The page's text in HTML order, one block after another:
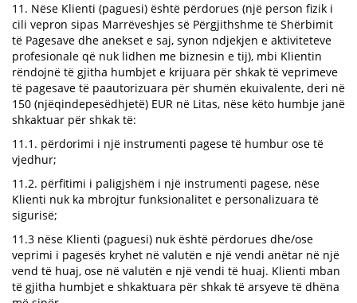
11. Nëse Klienti (paguesi) është përdorues (një person fizik i
cili vepron sipas Marrëveshjes së Përgjithshme të Shërbimit
të Pagesave dhe anekset e saj, synon ndjekjen e aktiviteteve
profesionale që nuk lidhen me biznesin e tij), mbi Klientin
rëndojnë të gjitha humbjet e krijuara për shkak të veprimeve
të pagesave të paautorizuara për shumën ekuivalente, deri në
150 (njëqindepesëdhjetë) EUR në Litas, nëse këto humbje janë
shkaktuar për shkak të:
11.1. përdorimi i një instrumenti pagese të humbur ose të
vjedhur;
11.2. përfitimi i paligjshëm i një instrumenti pagese, nëse
Klienti nuk ka mbrojtur funksionalitet e personalizuara të
sigurisë;
11.3 nëse Klienti (paguesi) nuk është përdorues dhe/ose
veprimi i pagesës kryhet në valutën e një vendi anëtar në një
vend të huaj, ose në valutën e një vendi të huaj. Klienti mban
të gjitha humbjet e shkaktuara për shkak të arsyeve të dhëna